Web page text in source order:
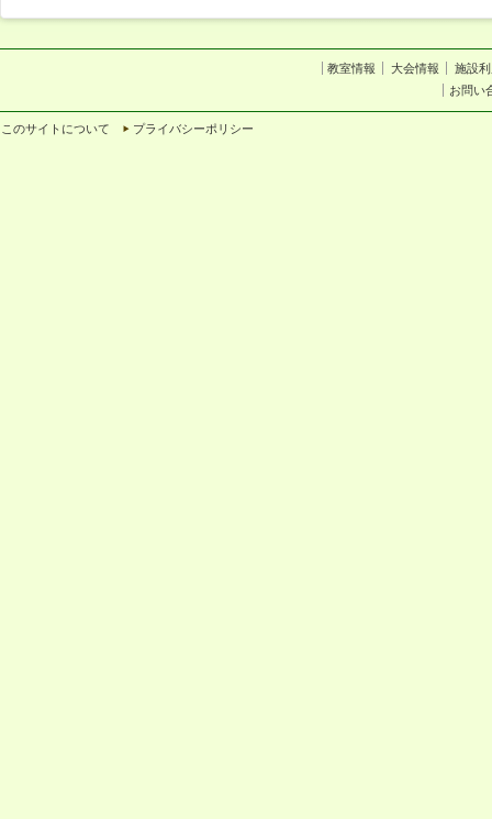
教室情報 大会情報
施設
お問い
このサイトについて プライバシーポリシー